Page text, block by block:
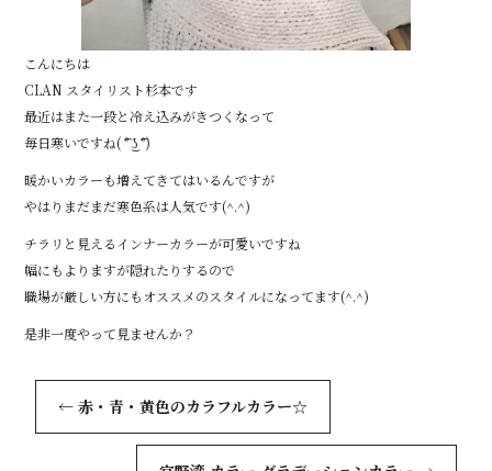
こんにちは
CLAN スタイリスト杉本です
最近はまた一段と冷え込みがきつくなって
毎日寒いですね( ͡° ͜ʖ ͡°)
暖かいカラーも増えてきてはいるんですが
やはりまだまだ寒色系は人気です(^.^)
チラリと見えるインナーカラーが可愛いですね
幅にもよりますが隠れたりするので
職場が厳しい方にもオススメのスタイルになってます(^.^)
是非一度やって見ませんか？
← 赤・青・黄色のカラフルカラー☆